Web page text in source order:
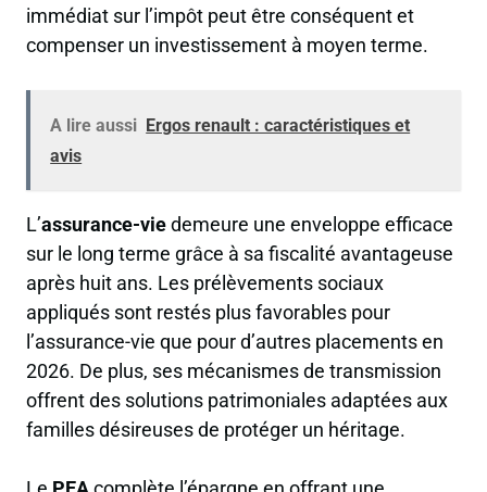
immédiat sur l’impôt peut être conséquent et
compenser un investissement à moyen terme.
A lire aussi Ergos renault : caractéristiques et
avis
L’assurance-viedemeure une enveloppe efficace
sur le long terme grâce à sa fiscalité avantageuse
après huit ans. Les prélèvements sociaux
appliqués sont restés plus favorables pour
l’assurance-vie que pour d’autres placements en
2026. De plus, ses mécanismes de transmission
offrent des solutions patrimoniales adaptées aux
familles désireuses de protéger un héritage.